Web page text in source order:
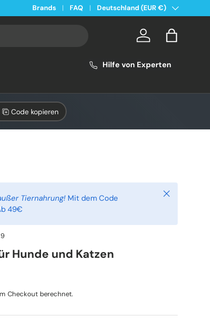
Kostenloser Versand ab 49€ in Deutschland
Brands FAQ Land/Region
Deutschland (EUR €)
Konto
Hilfe von Experten
Code kopieren
Tiernahrung! Mit dem Code
49€
Schließen
Hunde und Katzen
Checkout berechnet.